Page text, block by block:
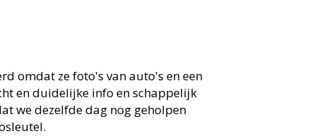
omdat ze foto's van auto's en een
en duidelijke info en schappelijk
we dezelfde dag nog geholpen